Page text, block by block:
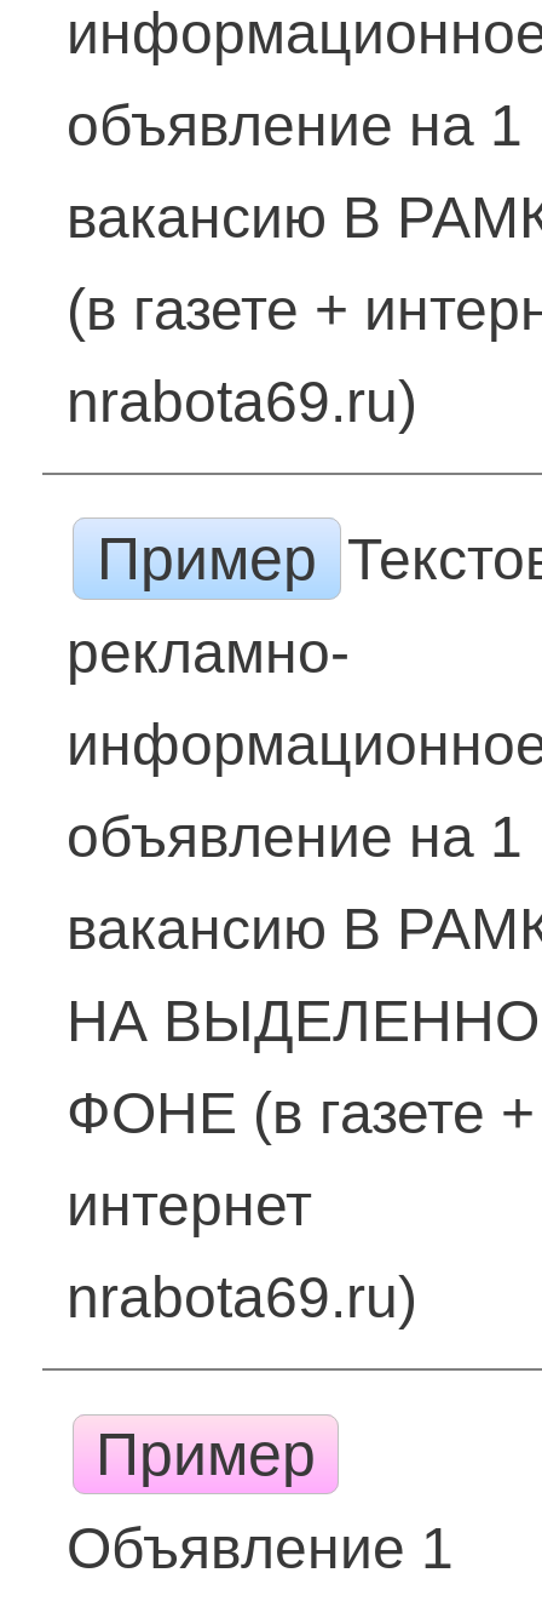
объявление на 1
вакансию В
(в газете +
nrabota69.ru)
Пример
рекламно-
объявление на 1
вакансию В
НА
ФОНЕ (в газете +
интернет
nrabota69.ru)
Пример
Объявление 1